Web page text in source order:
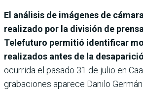
El análisis de imágenes de
realizado por la división de
Telefuturo permitió identificar
realizados antes de la
ocurrida el pasado 31 de julio en
grabaciones aparece Danilo